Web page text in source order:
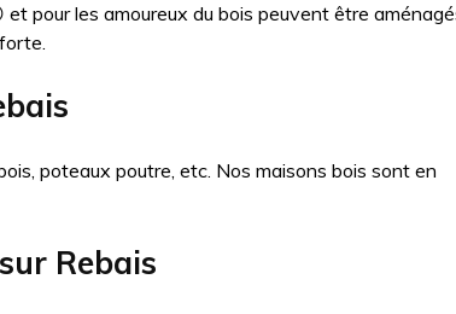
pour les amoureux du bois peuvent être
poteaux poutre, etc. Nos maisons bois sont en
Rebais